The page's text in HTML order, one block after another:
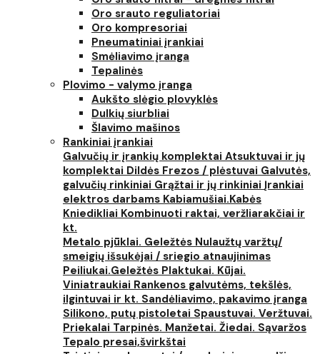
Oro srauto reguliatoriai
Oro kompresoriai
Pneumatiniai įrankiai
Smėliavimo įranga
Tepalinės
Plovimo - valymo įranga
Aukšto slėgio plovyklės
Dulkių siurbliai
Šlavimo mašinos
Rankiniai įrankiai
Galvučių ir įrankių komplektai Atsuktuvai ir jų
komplektai Dildės Frezos / plėstuvai Galvutės,
galvučių rinkiniai Grąžtai ir jų rinkiniai Įrankiai
elektros darbams Kabiamušiai.Kabės
Kniedikliai Kombinuoti raktai, veržliarakčiai ir
kt.
Metalo pjūklai. Geležtės Nulaužtų varžtų/
smeigių išsukėjai / sriegio atnaujinimas
Peiliukai.Geležtės Plaktukai. Kūjai.
Viniatraukiai Rankenos galvutėms, tekšlės,
ilgintuvai ir kt. Sandėliavimo, pakavimo įranga
Silikono, putų pistoletai Spaustuvai. Veržtuvai.
Priekalai Tarpinės. Manžetai. Žiedai. Sąvaržos
Tepalo presai,švirkštai